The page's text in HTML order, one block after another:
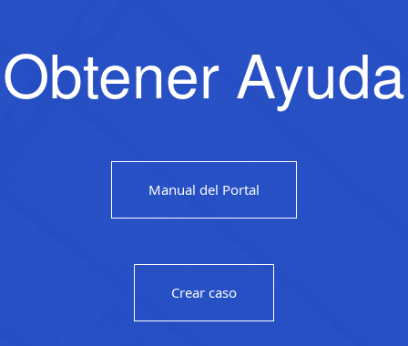
Obtener Ayuda
Manual del Portal
Crear caso